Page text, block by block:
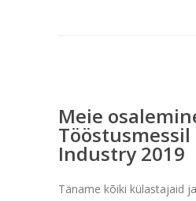
Meie
Tööstusmessil
Industry 2019
Täname kõiki külastajaid